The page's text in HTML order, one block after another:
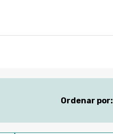
Ordenar por: